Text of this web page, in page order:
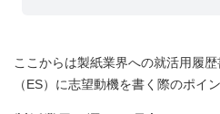
ここからは製紙業界への就活用履
（ES）に志望動機を書く際のポイ